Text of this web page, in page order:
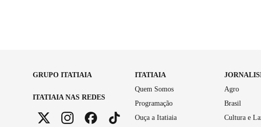
GRUPO ITATIAIA
ITATIAIA NAS REDES
ITATIAIA
Quem Somos
Programação
Ouça a Itatiaia
Agro
Brasil
Cultura e